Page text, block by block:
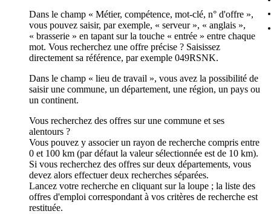
Dans le champ « Métier, compétence, mot-clé, n° d'offre »,
vous pouvez saisir, par exemple, « serveur », « anglais »,
« brasserie » en tapant sur la touche « entrée » entre chaque
mot. Vous recherchez une offre précise ? Saisissez
directement sa référence, par exemple 049RSNK.
Dans le champ « lieu de travail », vous avez la possibilité de
saisir une commune, un département, une région, un pays ou
un continent.
Vous recherchez des offres sur une commune et ses
alentours ?
Vous pouvez y associer un rayon de recherche compris entre
0 et 100 km (par défaut la valeur sélectionnée est de 10 km).
Si vous recherchez des offres sur deux départements, vous
devez alors effectuer deux recherches séparées.
Lancez votre recherche en cliquant sur la loupe ; la liste des
offres d'emploi correspondant à vos critères de recherche est
restituée.